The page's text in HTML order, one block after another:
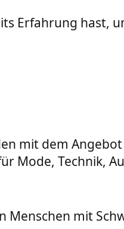
Erfahrung hast,
mit dem
Mode, Technik,
Menschen mit